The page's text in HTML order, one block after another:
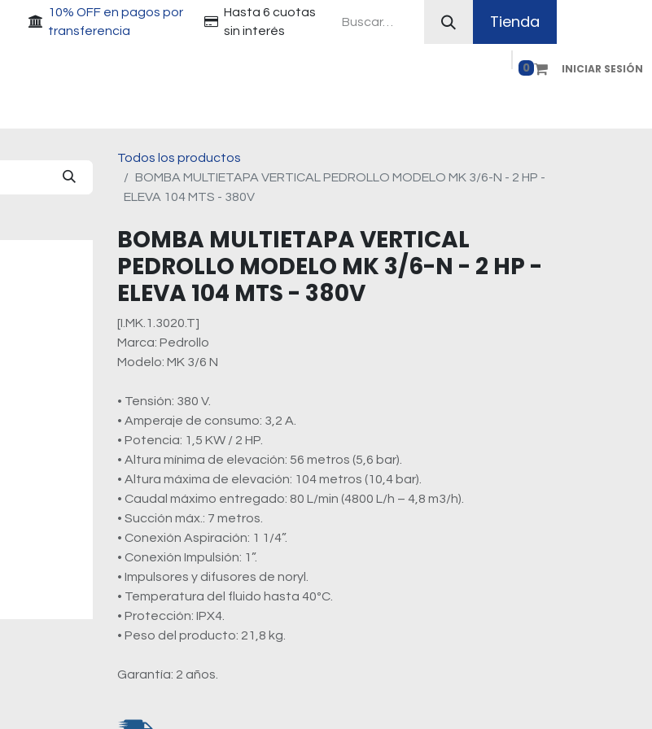
10% OFF en pagos por
transferencia
Hasta 6 cuotas
sin interés
Tienda
0 INICIAR SESIÓN
Todos los productos
BOMBA MULTIETAPA VERTICAL PEDROLLO MODELO MK 3/6-N - 2 HP -
ELEVA 104 MTS - 380V
BOMBA MULTIETAPA VERTICAL
PEDROLLO MODELO MK 3/6-N - 2 HP -
ELEVA 104 MTS - 380V
[I.MK.1.3020.T]
Marca: Pedrollo
Modelo: MK 3/6 N
• Tensión: 380 V.
• Amperaje de consumo: 3,2 A.
• Potencia: 1,5 KW / 2 HP.
• Altura mínima de elevación: 56 metros (5,6 bar).
• Altura máxima de elevación: 104 metros (10,4 bar).
• Caudal máximo entregado: 80 L/min (4800 L/h – 4,8 m3/h).
• Succión máx.: 7 metros.
• Conexión Aspiración: 1 1/4”.
• Conexión Impulsión: 1”.
• Impulsores y difusores de noryl.
• Temperatura del fluido hasta 40ºC.
• Protección: IPX4.
• Peso del producto: 21,8 kg.
Garantía: 2 años.